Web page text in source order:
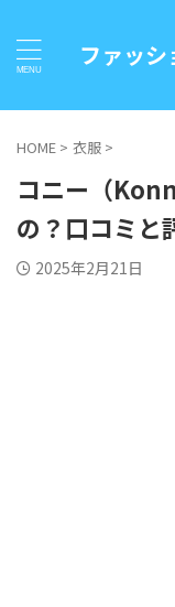
ファッ
HOME > 衣服 >
コニー（
の？口コミと
2025年2月21日